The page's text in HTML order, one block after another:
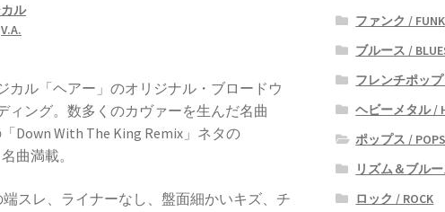
ル
V.A.
カル「ヘアー」のオリジナル・ブロードウ
ィング。数多くのカヴァーを生んだ名曲
「Down With The King Remix」ネタの
曲満載。
スレ、ライナーなし、盤面細かいキズ、チ
ファンク / FUNK
ブルース /
フレンチポップ
ヘビーメタル /
ポップス / POPS
リズム＆ブル
ロック / ROCK